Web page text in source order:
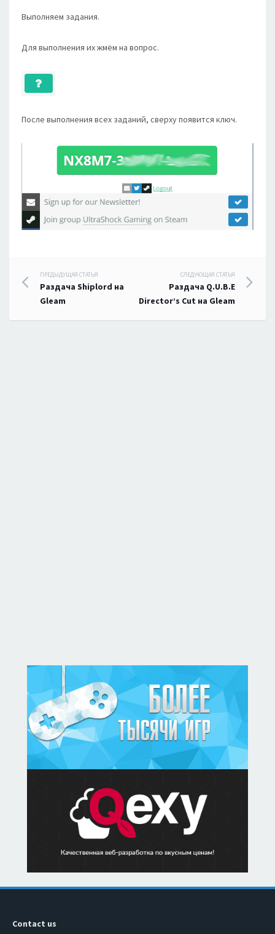
Выполняем задания.
Для выполнения их жмём на вопрос.
После выполнения всех заданий, сверху появится ключ.
Навигация
по
записям
ПРЕДЫДУЩАЯ СТАТЬЯ
Раздача Shiplord на
Gleam
СЛЕДУЮЩАЯ СТАТЬЯ
Раздача Q.U.B.E
Director’s Cut на Gleam
Contact us